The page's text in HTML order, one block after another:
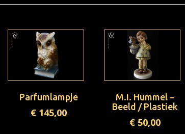
Parfumlampje
€ 145,00
M.I. Hummel –
Beeld / Plastiek
€ 50,00